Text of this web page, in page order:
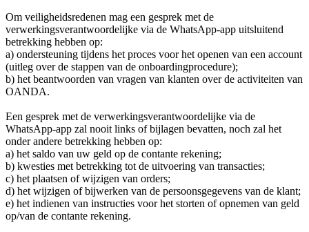
Om veiligheidsredenen mag een gesprek met de
verwerkingsverantwoordelijke via de WhatsApp-app uitsluitend
betrekking hebben op:
a) ondersteuning tijdens het proces voor het openen van een account
(uitleg over de stappen van de onboardingprocedure);
b) het beantwoorden van vragen van klanten over de activiteiten van
OANDA.
Een gesprek met de verwerkingsverantwoordelijke via de
WhatsApp-app zal nooit links of bijlagen bevatten, noch zal het
onder andere betrekking hebben op:
a) het saldo van uw geld op de contante rekening;
b) kwesties met betrekking tot de uitvoering van transacties;
c) het plaatsen of wijzigen van orders;
d) het wijzigen of bijwerken van de persoonsgegevens van de klant;
e) het indienen van instructies voor het storten of opnemen van geld
op/van de contante rekening.